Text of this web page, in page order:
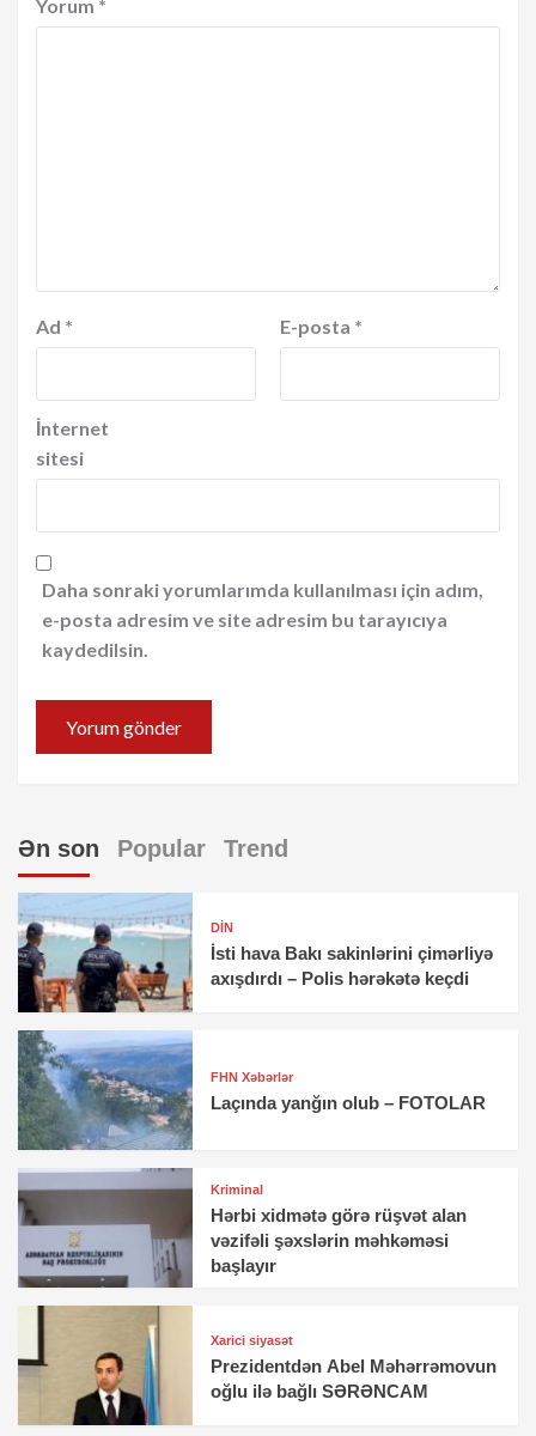
Yorum *
Ad * E-posta *
İnternet
sitesi
Daha sonraki yorumlarımda kullanılması için adım,
e-posta adresim ve site adresim bu tarayıcıya
kaydedilsin.
Ən son Popular Trend
DİN
İsti hava Bakı sakinlərini çimərliyə
axışdırdı – Polis hərəkətə keçdi
FHN Xəbərlər
Laçında yanğın olub – FOTOLAR
Kriminal
Hərbi xidmətə görə rüşvət alan
vəzifəli şəxslərin məhkəməsi
başlayır
Xarici siyasət
Prezidentdən Abel Məhərrəmovun
oğlu ilə bağlı SƏRƏNCAM